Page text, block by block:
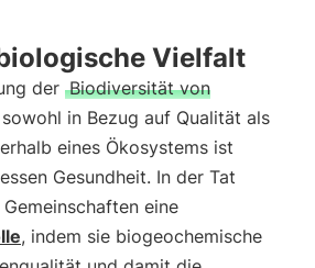
Vielfalt
der Biodiversität von
sowohl in Bezug auf Qualität als
eines Ökosystems ist
Gesundheit. In der Tat
eine
, indem sie biogeochemische